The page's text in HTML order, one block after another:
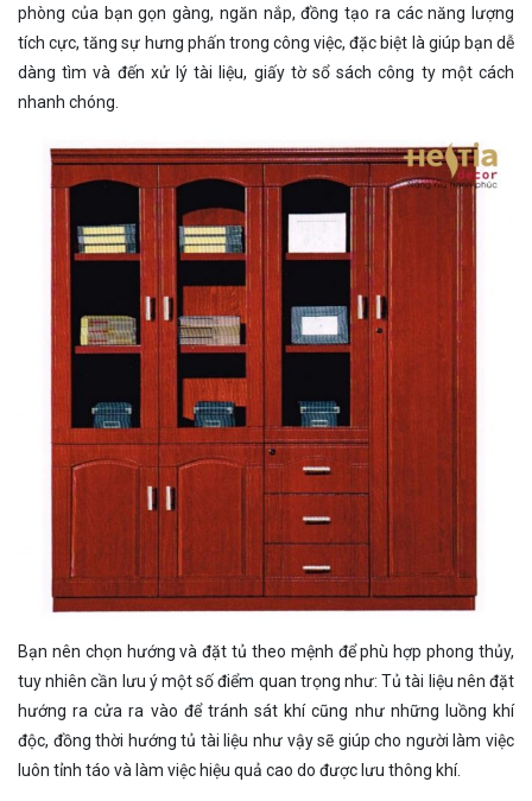
phòng của bạn gọn gàng, ngăn nắp, đồng tạo ra các năng lượng
tích cực, tăng sự hưng phấn trong công việc, đặc biệt là giúp bạn dễ
dàng tìm và đến xử lý tài liệu, giấy tờ sổ sách công ty một cách
nhanh chóng.
Bạn nên chọn hướng và đặt tủ theo mệnh để phù hợp phong thủy,
tuy nhiên cần lưu ý một số điểm quan trọng như: Tủ tài liệu nên đặt
hướng ra cửa ra vào để tránh sát khí cũng như những luồng khí
độc, đồng thời hướng tủ tài liệu như vậy sẽ giúp cho người làm việc
luôn tỉnh táo và làm việc hiệu quả cao do được lưu thông khí.